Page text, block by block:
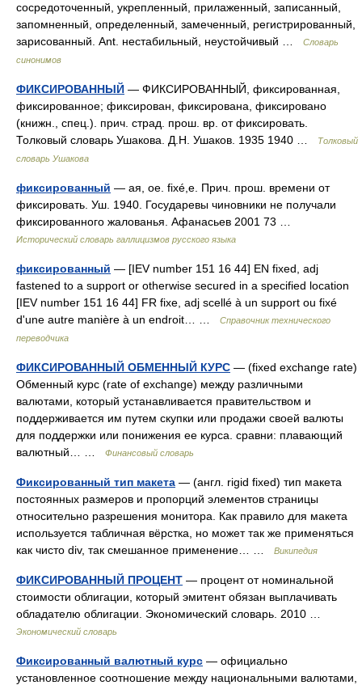
сосредоточенный, укрепленный, прилаженный, записанный,
запомненный, определенный, замеченный, регистрированный,
зарисованный. Ant. нестабильный, неустойчивый …
Словарь
синонимов
ФИКСИРОВАННЫЙ — ФИКСИРОВАННЫЙ, фиксированная,
фиксированное; фиксирован, фиксирована, фиксировано
(книжн., спец.). прич. страд. прош. вр. от фиксировать.
Толковый словарь Ушакова. Д.Н. Ушаков. 1935 1940 …
Толковый
словарь Ушакова
фиксированный — ая, ое. fixé,e. Прич. прош. времени от
фиксировать. Уш. 1940. Государевы чиновники не получали
фиксированного жалованья. Афанасьев 2001 73 …
Исторический словарь галлицизмов русского языка
фиксированный — [IEV number 151 16 44] EN fixed, adj
fastened to a support or otherwise secured in a specified location
[IEV number 151 16 44] FR fixe, adj scellé à un support ou fixé
d'une autre manière à un endroit… …
Справочник технического
переводчика
ФИКСИРОВАННЫЙ ОБМЕННЫЙ КУРС — (fixed exchange rate)
Обменный курс (rate of exchange) между различными
валютами, который устанавливается правительством и
поддерживается им путем скупки или продажи своей валюты
для поддержки или понижения ее курса. сравни: плавающий
валютный… …
Финансовый словарь
Фиксированный тип макета — (англ. rigid fixed) тип макета
постоянных размеров и пропорций элементов страницы
относительно разрешения монитора. Как правило для макета
используется табличная вёрстка, но может так же применяться
как чисто div, так смешанное применение… …
Википедия
ФИКСИРОВАННЫЙ ПРОЦЕНТ — процент от номинальной
стоимости облигации, который эмитент обязан выплачивать
обладателю облигации. Экономический словарь. 2010 …
Экономический словарь
Фиксированный валютный курс — официально
установленное соотношение между национальными валютами,